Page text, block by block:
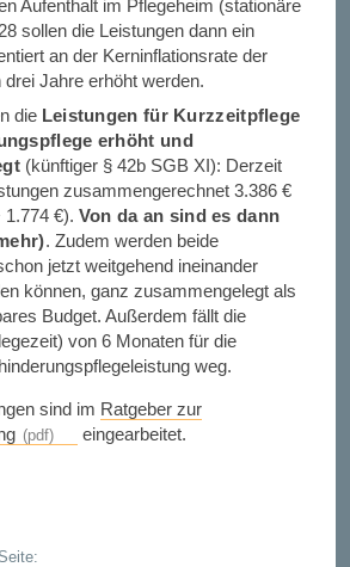
Aufenthalt im Pflegeheim (stationäre
sollen die Leistungen dann ein
an der Kerninflationsrate der
Jahre erhöht werden.
die Leistungen für Kurzzeitpflege
erhöht und
(künftiger § 42b SGB XI): Derzeit
zusammengerechnet 3.386 €
1.774 €). Von da an sind es dann
. Zudem werden beide
jetzt weitgehend ineinander
können, ganz zusammengelegt als
Budget. Außerdem fällt die
von 6 Monaten für die
weg.
sind im Ratgeber zur
eingearbeitet.